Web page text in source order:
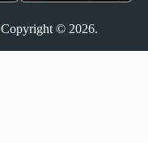
Copyright © 2026.